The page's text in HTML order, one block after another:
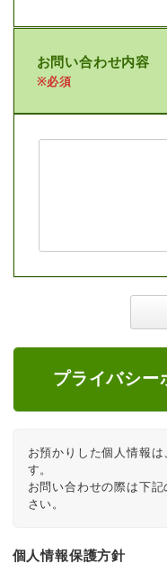
お問い合わせ内容
※必須
プライバシー
お預かりした個人情報
す。
お問い合わせの際は下
さい。
個人情報保護方針